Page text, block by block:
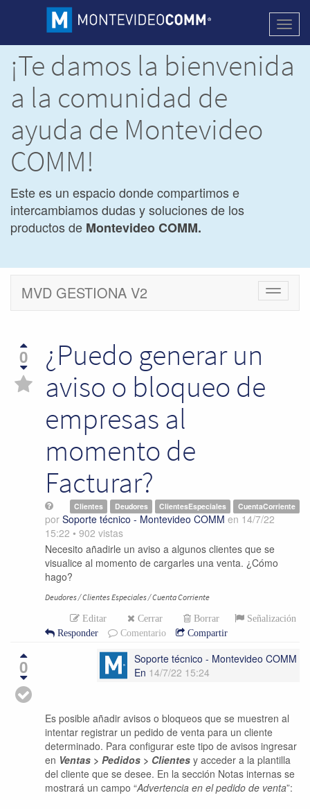
¡Te damos la bienvenida
a la comunidad de
ayuda de Montevideo
COMM!
Este es un espacio donde compartimos e
intercambiamos dudas y soluciones de los
productos de Montevideo COMM.
Cambiar
MVD GESTIONA V2
0
¿Puedo generar un
aviso o bloqueo de
empresas al
momento de
Facturar?
Clientes Deudores ClientesEspeciales CuentaCorriente
por Soporte técnico - Montevideo COMM en 14/7/22
15:22 • 902 vistas
Necesito añadirle un aviso a algunos clientes que se
visualice al momento de cargarles una venta. ¿Cómo
hago?
Deudores / Clientes Especiales / Cuenta Corriente
Editar Cerrar Borrar
Señalización
Responder
Comentario Compartir
0
Soporte técnico - Montevideo COMM
En 14/7/22 15:24
Es posible añadir avisos o bloqueos que se muestren al
intentar registrar un pedido de venta para un cliente
determinado. Para configurar este tipo de avisos ingresar
en Ventas > Pedidos > Clientes y acceder a la plantilla
del cliente que se desee. En la sección Notas internas se
mostrará un campo “Advertencia en el pedido de venta”: